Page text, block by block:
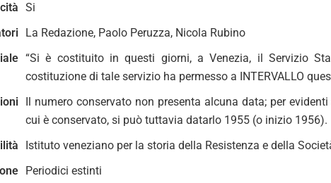
Si
La Redazione, Paolo Peruzza, Nicola Rubino
“Si è costituito in questi giorni, a Venezia, il Servizio
costituzione di tale servizio ha permesso a INTERVALLO
Il numero conservato non presenta alcuna data; per
cui è conservato, si può tuttavia datarlo 1955 (o inizio
Istituto veneziano per la storia della Resistenza e della
Periodici estinti